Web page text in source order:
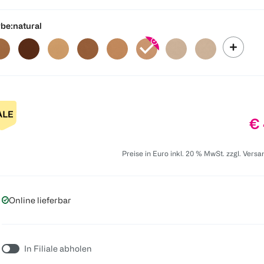
natural
€
Preise in Euro inkl. 20 % MwSt. zzgl.
Online lieferbar
In Filiale abholen